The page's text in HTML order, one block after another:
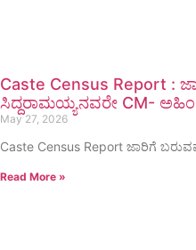
Caste Census Report :
ಸಿದ್ದರಾಮಯ್ಯನವರೇ CM-
May 27, 2026
Caste Census Report ಜಾರಿಗೆ
Read More »